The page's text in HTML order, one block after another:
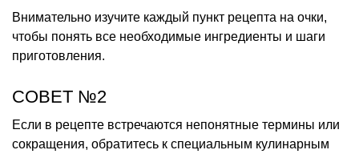
Внимательно изучите каждый пункт рецепта на очки,
чтобы понять все необходимые ингредиенты и шаги
приготовления.
СОВЕТ №2
Если в рецепте встречаются непонятные термины или
сокращения, обратитесь к специальным кулинарным